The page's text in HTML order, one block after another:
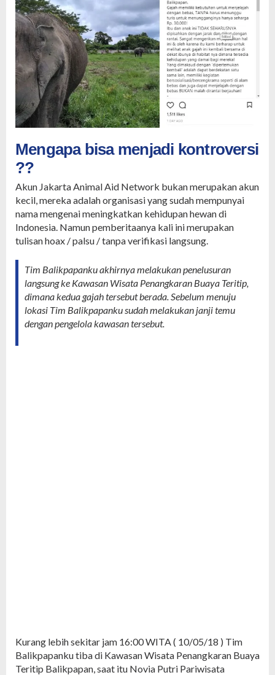
Mengapa bisa menjadi kontroversi
??
Akun Jakarta Animal Aid Network bukan merupakan akun
kecil, mereka adalah organisasi yang sudah mempunyai
nama mengenai meningkatkan kehidupan hewan di
Indonesia. Namun pemberitaanya kali ini merupakan
tulisan hoax / palsu / tanpa verifikasi langsung.
Tim Balikpapanku akhirnya melakukan penelusuran
langsung ke Kawasan Wisata Penangkaran Buaya Teritip,
dimana kedua gajah tersebut berada. Sebelum menuju
lokasi Tim Balikpapanku sudah melakukan janji temu
dengan pengelola kawasan tersebut.
Kurang lebih sekitar jam 16:00 WITA ( 10/05/18 ) Tim
Balikpapanku tiba di Kawasan Wisata Penangkaran Buaya
Teritip Balikpapan, saat itu Novia Putri Pariwisata